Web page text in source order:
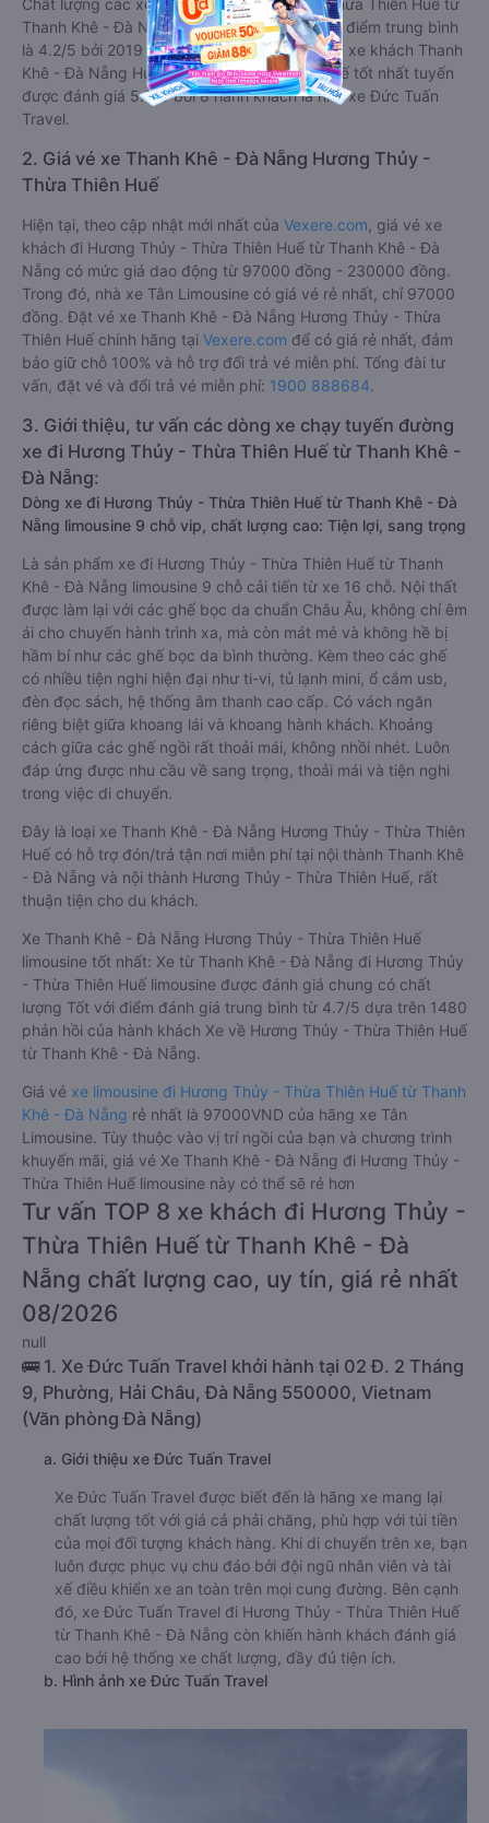
Chất lượng các xe khách đi Hương Thủy - Thừa Thiên Huế từ
Thanh Khê - Đà Nẵng được đánh giá 4.2, với điểm trung bình
là 4.2/5 bởi 2019 hành khách. Trong đó hãng xe khách Thanh
Khê - Đà Nẵng Hương Thủy - Thừa Thiên Huế tốt nhất tuyến
được đánh giá 5.0/5 bởi 8 hành khách là nhà xe Đức Tuấn
Travel.
2. Giá vé xe Thanh Khê - Đà Nẵng Hương Thủy -
Thừa Thiên Huế
Hiện tại, theo cập nhật mới nhất của Vexere.com , giá vé xe
khách đi Hương Thủy - Thừa Thiên Huế từ Thanh Khê - Đà
Nẵng có mức giá dao động từ 97000 đồng - 230000 đồng.
Trong đó, nhà xe Tân Limousine có giá vé rẻ nhất, chỉ 97000
đồng. Đặt vé xe Thanh Khê - Đà Nẵng Hương Thủy - Thừa
Thiên Huế chính hãng tại Vexere.com để có giá rẻ nhất, đảm
bảo giữ chỗ 100% và hỗ trợ đổi trả vé miễn phí. Tổng đài tư
vấn, đặt vé và đổi trả vé miễn phí: 1900 888684.
3. Giới thiệu, tư vấn các dòng xe chạy tuyến đường
xe đi Hương Thủy - Thừa Thiên Huế từ Thanh Khê -
Đà Nẵng:
Dòng xe đi Hương Thủy - Thừa Thiên Huế từ Thanh Khê - Đà
Nẵng limousine 9 chỗ vip, chất lượng cao: Tiện lợi, sang trọng
Là sản phẩm xe đi Hương Thủy - Thừa Thiên Huế từ Thanh
Khê - Đà Nẵng limousine 9 chỗ cải tiến từ xe 16 chỗ. Nội thất
được làm lại với các ghế bọc da chuẩn Châu Âu, không chỉ êm
ái cho chuyến hành trình xa, mà còn mát mẻ và không hề bị
hầm bí như các ghế bọc da bình thường. Kèm theo các ghế
có nhiều tiện nghi hiện đại như ti-vi, tủ lạnh mini, ổ cắm usb,
đèn đọc sách, hệ thống âm thanh cao cấp. Có vách ngăn
riêng biệt giữa khoang lái và khoang hành khách. Khoảng
cách giữa các ghế ngồi rất thoải mái, không nhồi nhét. Luôn
đáp ứng được nhu cầu về sang trọng, thoải mái và tiện nghi
trong việc di chuyển.
Đây là loại xe Thanh Khê - Đà Nẵng Hương Thủy - Thừa Thiên
Huế có hỗ trợ đón/trả tận nơi miễn phí tại nội thành Thanh Khê
- Đà Nẵng và nội thành Hương Thủy - Thừa Thiên Huế, rất
thuận tiện cho du khách.
Xe Thanh Khê - Đà Nẵng Hương Thủy - Thừa Thiên Huế
limousine tốt nhất: Xe từ Thanh Khê - Đà Nẵng đi Hương Thủy
- Thừa Thiên Huế limousine được đánh giá chung có chất
lượng Tốt với điểm đánh giá trung bình từ 4.7/5 dựa trên 1480
phản hồi của hành khách Xe về Hương Thủy - Thừa Thiên Huế
từ Thanh Khê - Đà Nẵng.
Giá vé xe limousine đi Hương Thủy - Thừa Thiên Huế từ Thanh
Khê - Đà Nẵng rẻ nhất là 97000VND của hãng xe Tân
Limousine. Tùy thuộc vào vị trí ngồi của bạn và chương trình
khuyến mãi, giá vé Xe Thanh Khê - Đà Nẵng đi Hương Thủy -
Thừa Thiên Huế limousine này có thể sẽ rẻ hơn
Tư vấn TOP 8 xe khách đi Hương Thủy -
Thừa Thiên Huế từ Thanh Khê - Đà
Nẵng chất lượng cao, uy tín, giá rẻ nhất
08/2026
null
🚌 1. Xe Đức Tuấn Travel khởi hành tại 02 Đ. 2 Tháng
9, Phường, Hải Châu, Đà Nẵng 550000, Vietnam
(Văn phòng Đà Nẵng)
a. Giới thiệu xe Đức Tuấn Travel
Xe Đức Tuấn Travel được biết đến là hãng xe mang lại
chất lượng tốt với giá cả phải chăng, phù hợp với túi tiền
của mọi đối tượng khách hàng. Khi di chuyển trên xe, bạn
luôn được phục vụ chu đáo bởi đội ngũ nhân viên và tài
xế điều khiển xe an toàn trên mọi cung đường. Bên cạnh
đó, xe Đức Tuấn Travel đi Hương Thủy - Thừa Thiên Huế
từ Thanh Khê - Đà Nẵng còn khiến hành khách đánh giá
cao bởi hệ thống xe chất lượng, đầy đủ tiện ích.
b. Hình ảnh xe Đức Tuấn Travel